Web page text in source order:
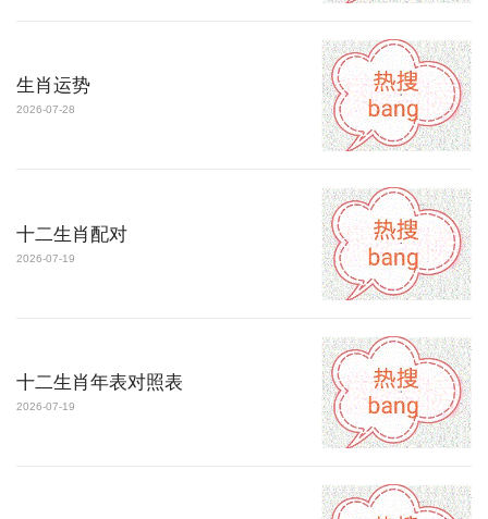
生肖运势
2026-07-28
十二生肖配对
2026-07-19
十二生肖年表对照表
2026-07-19